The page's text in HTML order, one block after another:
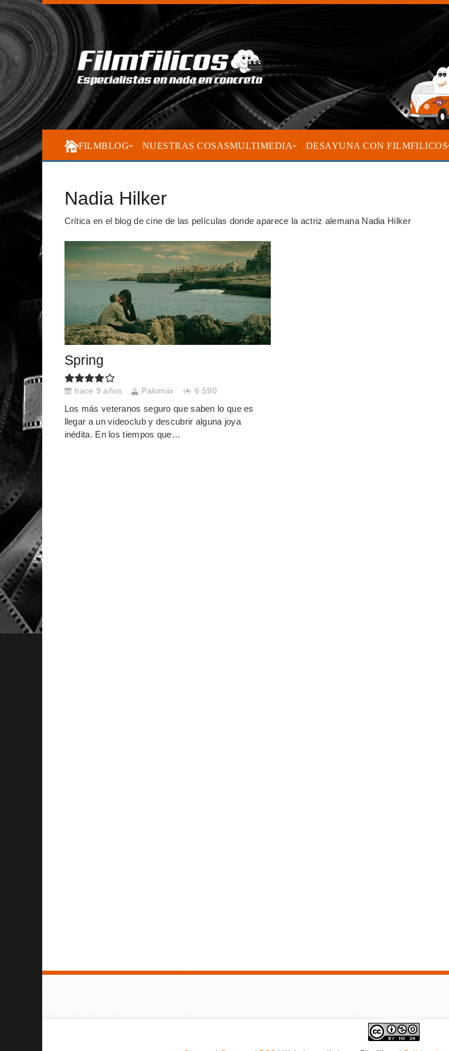
FILMBLOG NUESTRAS COSASMULTIMEDIA DESAYUNA CON FILMFILICOS
Nadia Hilker
Crítica en el blog de cine de las películas donde aparece la actriz alemana Nadia Hilker
Spring
hace 9 años Palomiix 6.590
Los más veteranos seguro que saben lo que es
llegar a un videoclub y descubrir alguna joya
inédita. En los tiempos que…